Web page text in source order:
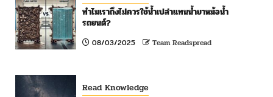
ทำไมเราถึงไม่ควรใช้น้ำเปล่าแทนน้ำยาหม้อน้ำ
รถยนต์?
08/03/2025 Team Readspread
Read Knowledge